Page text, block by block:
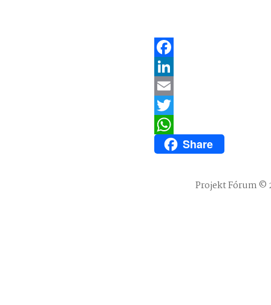
Facebook
LinkedIn
Email
Twitter
WhatsAppShare
Projekt Fórum ©